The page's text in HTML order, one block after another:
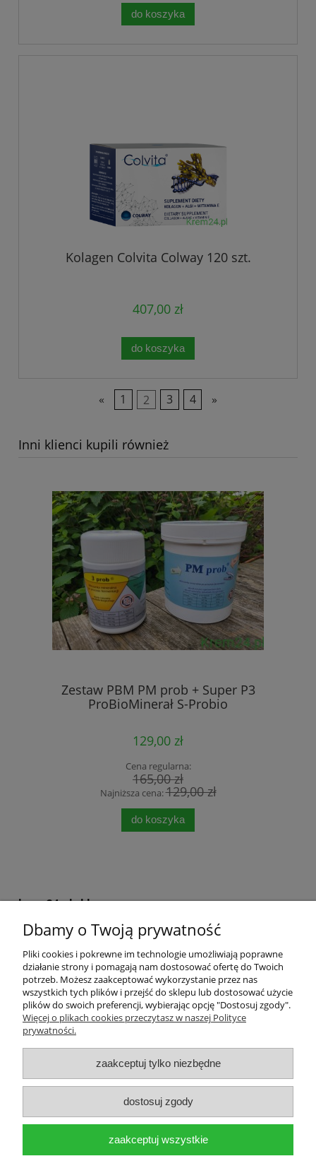
do koszyka
Kolagen Colvita Colway 120 szt.
407,00 zł
do koszyka
« 1 2 3 4 »
Inni klienci kupili również
Zestaw PBM PM prob + Super P3
ProBioMinerał S-Probio
129,00 zł
Cena regularna:
165,00 zł
Najniższa cena:129,00 zł
do koszyka
krem24.pl sklep
+48 508 283 281
sklep@krem24.pl
Litewska 10
51-354Wrocław woj. dolnośląskie
NIP 8981978725
Pomoc
Moje konto
Płatności i dostawa
Informacje
Dbamy o Twoją prywatność
Pliki cookies i pokrewne im technologie umożliwiają poprawne
działanie strony i pomagają nam dostosować ofertę do Twoich
potrzeb. Możesz zaakceptować wykorzystanie przez nas
wszystkich tych plików i przejść do sklepu lub dostosować użycie
plików do swoich preferencji, wybierając opcję "Dostosuj zgody".
Więcej o plikach cookies przeczytasz w naszej Polityce
prywatności.
zaakceptuj tylko niezbędne
dostosuj zgody
zaakceptuj wszystkie